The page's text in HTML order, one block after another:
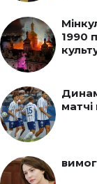
1990
матчі